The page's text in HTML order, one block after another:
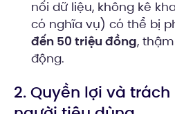
nối dữ liệu, không kê
có nghĩa vụ) có thể bị
đến 50 triệu đồng,
động.
2. Quyền lợi và